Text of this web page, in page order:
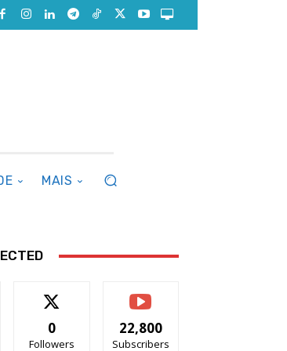
MAIS
0
Followers
22,800
Subscribers